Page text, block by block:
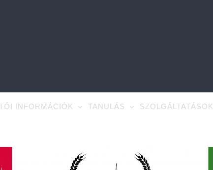
INFORMÁCIÓK TANULÁS SZOLGÁLTATÁSOK